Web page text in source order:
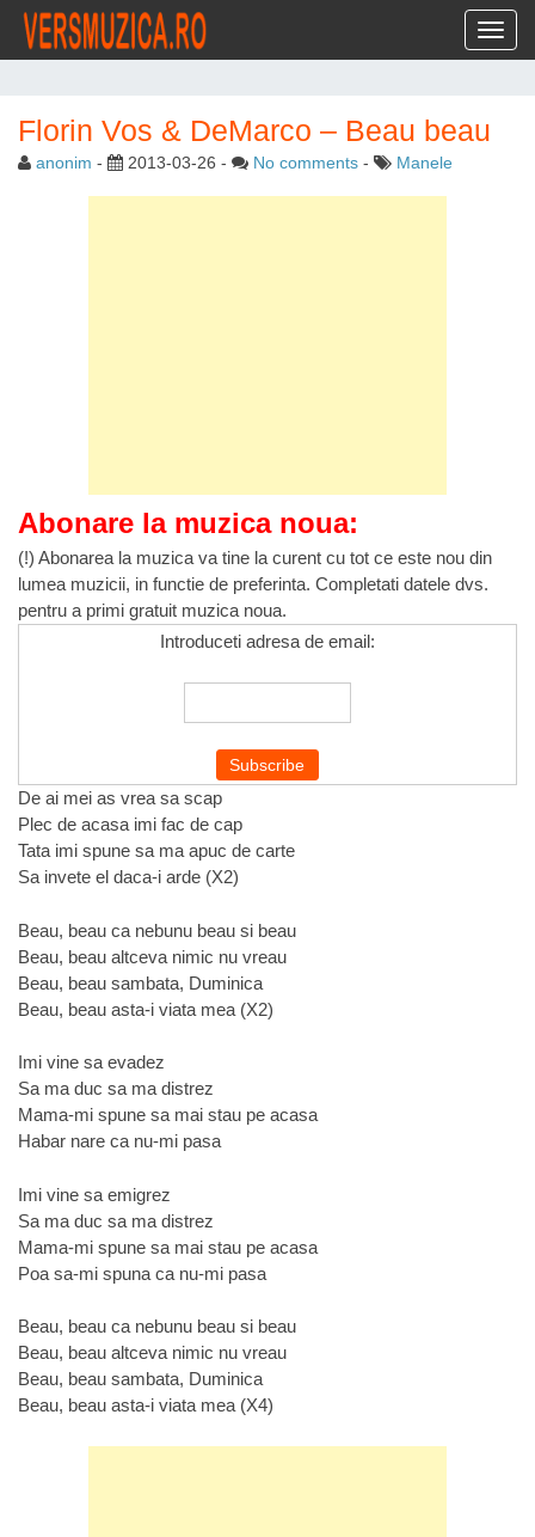
Florin Vos & DeMarco – Beau beau
anonim - 2013-03-26 - No comments - Manele
Abonare la muzica noua:
(!) Abonarea la muzica va tine la curent cu tot ce este nou din
lumea muzicii, in functie de preferinta. Completati datele dvs.
pentru a primi gratuit muzica noua.
Introduceti adresa de email:
De ai mei as vrea sa scap
Plec de acasa imi fac de cap
Tata imi spune sa ma apuc de carte
Sa invete el daca-i arde (X2)
Beau, beau ca nebunu beau si beau
Beau, beau altceva nimic nu vreau
Beau, beau sambata, Duminica
Beau, beau asta-i viata mea (X2)
Imi vine sa evadez
Sa ma duc sa ma distrez
Mama-mi spune sa mai stau pe acasa
Habar nare ca nu-mi pasa
Imi vine sa emigrez
Sa ma duc sa ma distrez
Mama-mi spune sa mai stau pe acasa
Poa sa-mi spuna ca nu-mi pasa
Beau, beau ca nebunu beau si beau
Beau, beau altceva nimic nu vreau
Beau, beau sambata, Duminica
Beau, beau asta-i viata mea (X4)